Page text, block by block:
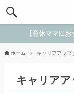
【育休ママに
ホーム キャリアアップ
キャリアア